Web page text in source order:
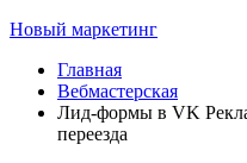
Новый маркетинг
Главная
Вебмастерская
Лид-формы в VK
переезда